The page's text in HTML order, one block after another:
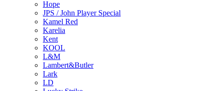
Hope
JPS / John Player Special
Kamel Red
Karelia
Kent
KOOL
L&M
Lambert&Butler
Lark
LD